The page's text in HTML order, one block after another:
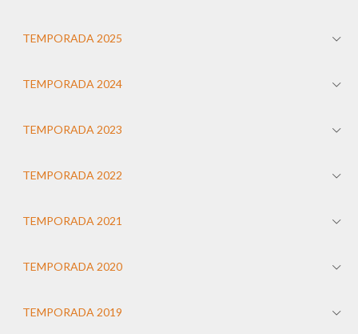
TEMPORADA 2025
TEMPORADA 2024
TEMPORADA 2023
TEMPORADA 2022
TEMPORADA 2021
TEMPORADA 2020
TEMPORADA 2019